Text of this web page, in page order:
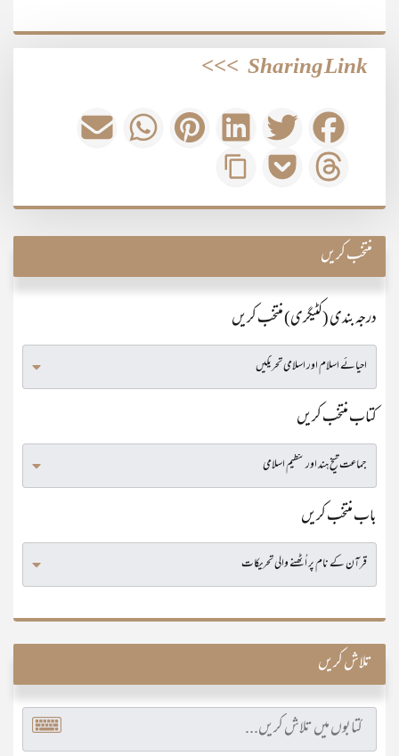
Sharing Link
>>>
منتخب کریں
درجہ بندی (کٹیگری) منتخب کریں
کتاب منتخب کریں
باب منتخب کریں
تلاش کریں